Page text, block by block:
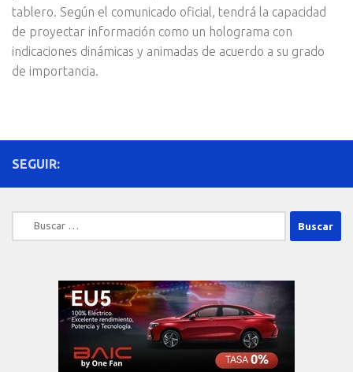
tablero. Según el comunicado oficial, tendrá la capacidad
de proyectar información como un holograma con
indicaciones dinámicas y animadas de acuerdo a su grado
de importancia.
SEGUIR:
Buscar: